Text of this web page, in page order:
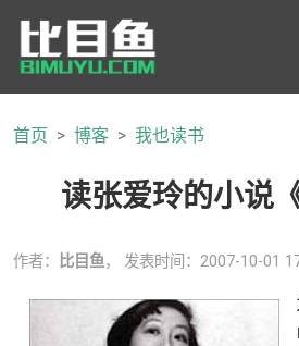
首页 博客 我也读书
读张爱玲的小说
作者： 比目鱼， 发表时间：2007-10-01